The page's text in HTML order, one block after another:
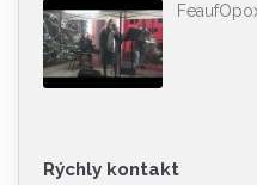
Rýchly kontakt